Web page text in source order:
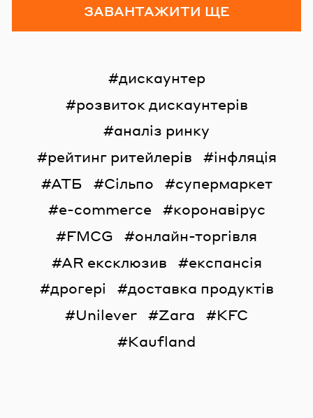
ЗАВАНТАЖИТИ ЩЕ
дискаунтер
розвиток дискаунтерів
аналіз ринку
рейтинг ритейлерів
інфляція
АТБ
Сільпо
супермаркет
e-commerce
коронавірус
FMCG
онлайн-торгівля
AR ексклюзив
експансія
дрогері
доставка продуктів
Unilever
Zara
KFC
Kaufland